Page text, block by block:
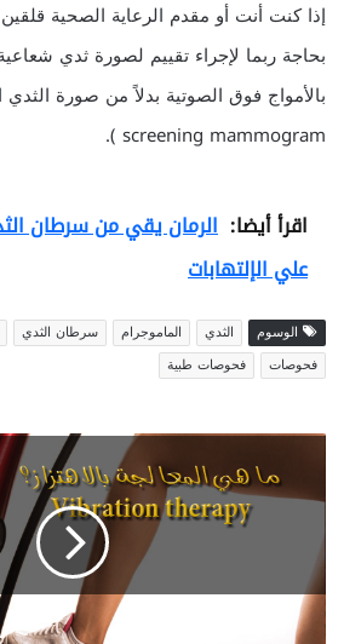
إذا كنت أنت أو مقدم الرعاية الصحية
بحاجة ربما لإجراء تقييم لصورة ثدي
بالأمواج فوق الصوتية بدلاً من صورة
screening mammogram ).
اقرأ أيضا: الرمان يقي من سرطان
علي الإلتهابات
الوسوم الثدي الماموجرام سرطان الثدي
فحوصات
فحوصات طبية
المعالجة
بالإهتزاز
Vibration